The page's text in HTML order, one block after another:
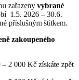
zařazeny vybrané
1.5. 2026 – 30.6.
příslušným štítkem.
zakoupeného
2 000 Kč získáte zpět